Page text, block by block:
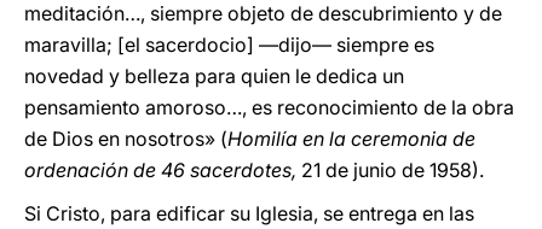
meditación…, siempre objeto de descubrimiento y de
maravilla; [el sacerdocio] —dijo— siempre es
novedad y belleza para quien le dedica un
pensamiento amoroso…, es reconocimiento de la obra
de Dios en nosotros» (Homilía en la ceremonia de
ordenación de 46 sacerdotes, 21 de junio de 1958).
Si Cristo, para edificar su Iglesia, se entrega en las